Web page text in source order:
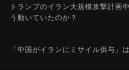
トランプのイラン大規模攻撃計画
う動いていたのか？
「中国がイランにミサイル供与」